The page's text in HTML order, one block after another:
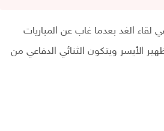
الغد بعدما غاب عن المباريات
الأيسر ويتكون الثنائي الدفاعي من